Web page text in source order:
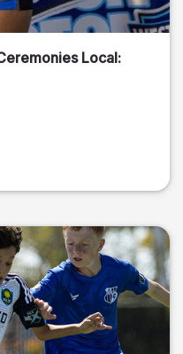
Local: